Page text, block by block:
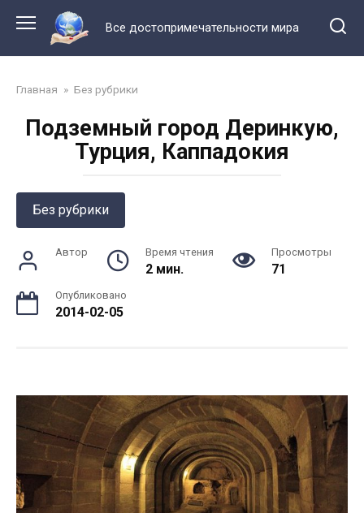
контенту
Все достопримечательности мира
Главная » Без рубрики
Подземный город Деринкую,
Турция, Каппадокия
Без рубрики
Автор Время чтения
2 мин.
Просмотры
71
Опубликовано
2014-02-05